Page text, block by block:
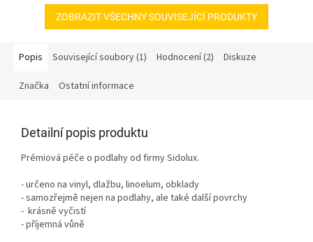
ZOBRAZIT VŠECHNY SOUVISEJÍCÍ PRODUKTY
Popis Související soubory (1) Hodnocení (2) Diskuze
Značka Ostatní informace
Detailní popis produktu
Prémiová péče o podlahy od firmy Sidolux.
- určeno na vinyl, dlažbu, linoelum, obklady
- samozřejmě nejen na podlahy, ale také další povrchy
- krásně vyčistí
- příjemná vůně